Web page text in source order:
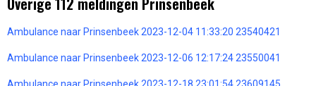
Ambulance naar Prinsenbeek 2023-12-04 11:33:20 23540421
Ambulance naar Prinsenbeek 2023-12-06 12:17:24 23550041